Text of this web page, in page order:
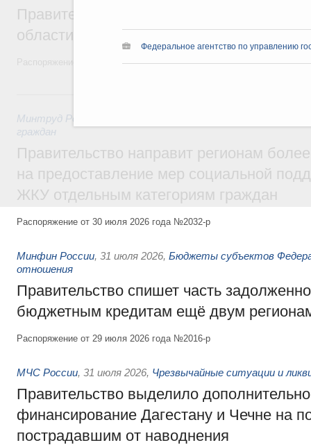
Федеральное агентство по управлению
Правительство увеличило объём
области в рамках федерального
Распоряжение от 3 августа 2026 года №2067-р
Минтруд России
граждан
Правительство направит регионам
на предоставление мер социальной
ЖКУ отдельным категориям граждан
Распоряжение от 30 июля 2026 года №2032-р
Минфин России, 31 июля 2026, Бюджеты субъектов
отношения
Правительство спишет часть
бюджетным кредитам ещё двум
Распоряжение от 29 июля 2026 года №2016-р
МЧС России, 31 июля 2026, Чрезвычайные ситуации и
Правительство выделило
финансирование Дагестану и Чечне на
пострадавшим от наводнения